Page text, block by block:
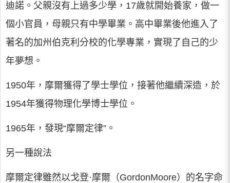
迪諾。父親沒有上過多少學，17歲就開始養家，做一
個小官員，母親只有中學畢業。高中畢業後他進入了
著名的加州伯克利分校的化學專業，實現了自己的少
年夢想。
1950年，摩爾獲得了學士學位，接著他繼續深造，於
1954年獲得物理化學博士學位。
1965年，發現“摩爾定律”。
另一種說法
摩爾定律雖然以戈登·摩爾（GordonMoore）的名字命